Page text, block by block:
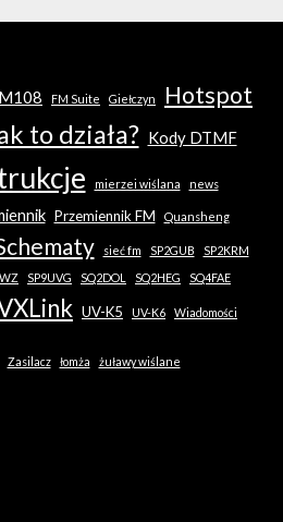
FM Suite Giełczyn Hotspot
to działa? Kody DTMF
mierzei wiślana news
Przemiennik FM Quansheng
sieć fm SP2GUB
SP2KRM
SP9UVG SQ2DOL SQ2HEG SQ4FAE
UV-K5 UV-K6 Wiadomości
Zasilacz łomża żuławy wiślane